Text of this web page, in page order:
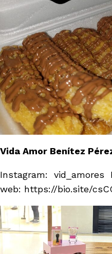
Vida Amor Benítez
Instagram: vid_amores
web: https://bio.site/